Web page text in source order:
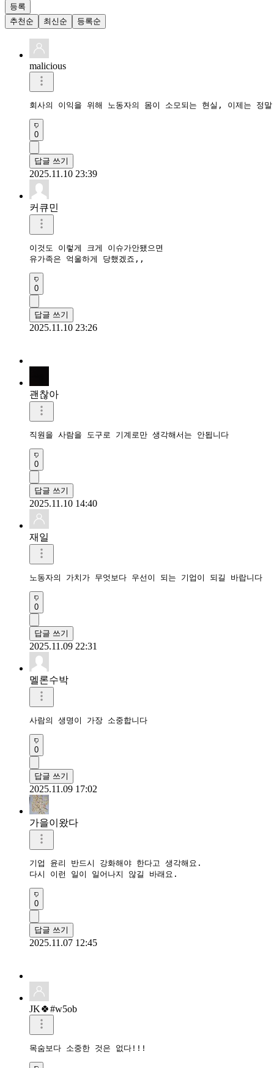
등록
추천순
최신순 등록순
malicious
0
답글 쓰기
2025.11.10 23:39
커큐민
이것도 이렇게 크게 이슈가안됐으면
유가족은 억울하게 당했겠죠,,
0
답글 쓰기
2025.11.10 23:26
괜찮아
직원을 사람을 도구로 기계로만 생각해서는 안됩니다
0
답글 쓰기
2025.11.10 14:40
재일
노동자의 가치가 무엇보다 우선이 되는 기업이 되길 바랍니다
0
답글 쓰기
2025.11.09 22:31
멜론수박
사람의 생명이 가장 소중합니다
0
답글 쓰기
2025.11.09 17:02
가을이왔다
기업 윤리 반드시 강화해야 한다고 생각해요.
0
답글 쓰기
2025.11.07 12:45
JK🍀#w5ob
목숨보다 소중한 것은 없다!!!